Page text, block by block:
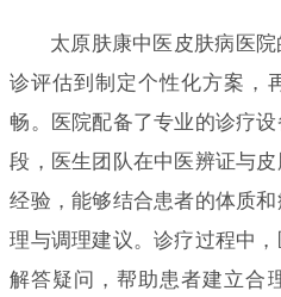
太原肤康中医皮肤病医
诊评估到制定个性化方案，
畅。医院配备了专业的诊疗
段，医生团队在中医辨证与
经验，能够结合患者的体质
理与调理建议。诊疗过程中
解答疑问，帮助患者建立合